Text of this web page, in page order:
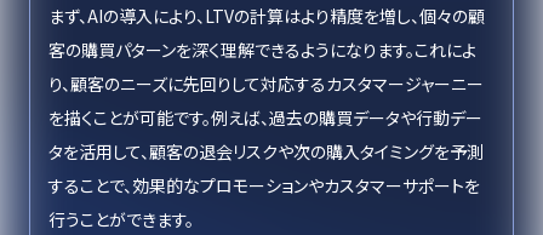
まず、AIの導入により、LTVの計算はより精度を増し、個々の顧
客の購買パターンを深く理解できるようになります。これによ
り、顧客のニーズに先回りして対応するカスタマージャーニー
を描くことが可能です。例えば、過去の購買データや行動デー
タを活用して、顧客の退会リスクや次の購入タイミングを予測
することで、効果的なプロモーションやカスタマーサポートを
行うことができます。